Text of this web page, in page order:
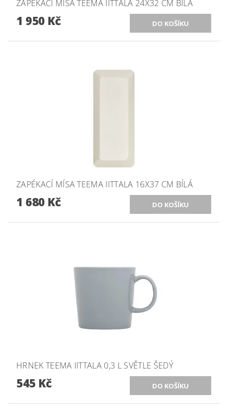
ZAPÉKACÍ MÍSA TEEMA IITTALA 24X32 CM BÍLÁ
1 950 Kč
ZAPÉKACÍ MÍSA TEEMA IITTALA 16X37 CM BÍLÁ
1 680 Kč
HRNEK TEEMA IITTALA 0,3 L SVĚTLE ŠEDÝ
545 Kč